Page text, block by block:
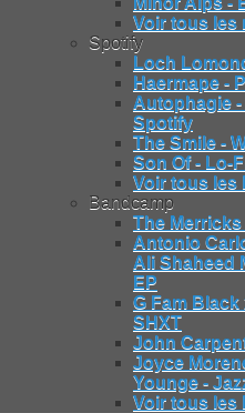
Voir tous les
Spotify
Loch
Haermape -
Autophagie
Spotify
The Smile -
Son Of - Lo-
Voir tous les
Bandcamp
The Merricks
Antonio
Ali Shaheed
EP
G Fam Black
SHXT
John
Joyce
Younge -
Voir tous les